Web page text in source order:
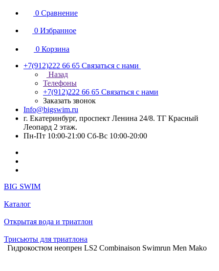
0 Сравнение
0 Избранное
0 Корзина
+7(912)222 66 65 Связаться с нами
Назад
Телефоны
+7(912)222 66 65 Связаться с нами
Заказать звонок
Info@bigswim.ru
г. Екатеринбург, проспект Ленина 24/8. ТГ Красный
Леопард 2 этаж.
Пн-Пт 10:00-21:00 Сб-Вс 10:00-20:00
BIG SWIM
Каталог
Открытая вода и триатлон
Трисьюты для триатлона
Гидрокостюм неопрен LS2 Combinaison Swimrun Men Mako